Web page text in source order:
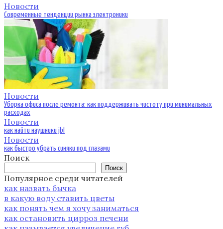
Новости
Современные тенденции рынка электроники
Новости
Уборка офиса после ремонта: как поддерживать чистоту при минимальных
расходах
Новости
как найти наушники jbl
Новости
как быстро убрать синяки под глазами
Поиск
Поиск
Популярное среди читателей
как назвать бычка
в какую воду ставить цветы
как понять чем я хочу заниматься
как остановить цирроз печени